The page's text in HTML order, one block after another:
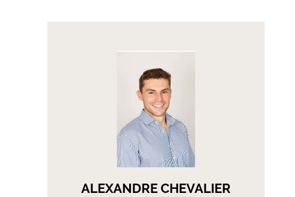
ALEXANDRE CHEVALIER